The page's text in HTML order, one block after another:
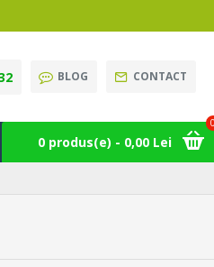
BLOG CONTACT
0 produs(e) - 0,00 Lei